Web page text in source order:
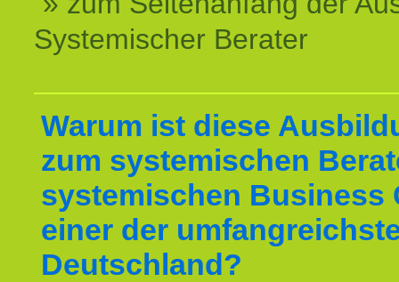
Systemischer Berater
Warum ist diese
zum systemischen
systemischen Business
einer der
Deutschland?